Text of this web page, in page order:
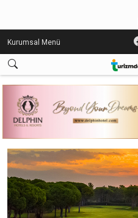
Kurumsal Menü